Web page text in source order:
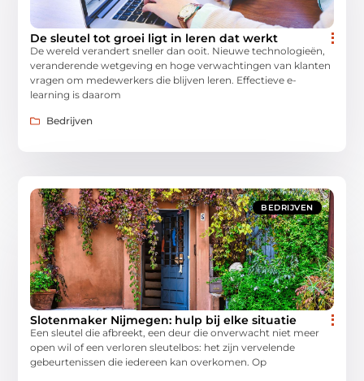
De sleutel tot groei ligt in leren dat werkt
De wereld verandert sneller dan ooit. Nieuwe technologieën,
veranderende wetgeving en hoge verwachtingen van klanten
vragen om medewerkers die blijven leren. Effectieve e-
learning is daarom
Bedrijven
BEDRIJVEN
Slotenmaker Nijmegen: hulp bij elke situatie
Een sleutel die afbreekt, een deur die onverwacht niet meer
open wil of een verloren sleutelbos: het zijn vervelende
gebeurtenissen die iedereen kan overkomen. Op